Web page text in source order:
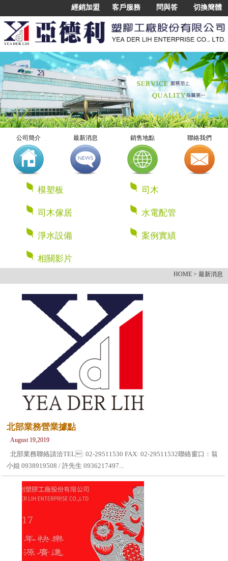
切換簡體
問與答
客戶服務
經銷加盟
公司簡介 最新消息 銷售地點 聯絡我們
模塑板 司木
司木傢居 水電配管
淨水設備 案例實績
相關影片
HOME > 最新消息
北部業務營業據點
August 19,2019
北部業務聯絡請洽TEL: 02-29511530 FAX: 02-29511532聯絡窗口：翁
小姐 0938919508 / 許先生 0936217497...